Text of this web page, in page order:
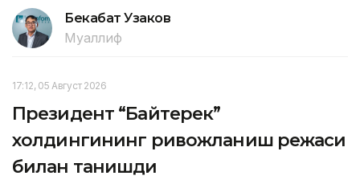
Бекабат Узаков
Муаллиф
17:12, 05 Август 2026
Президент “Байтерек”
холдингининг ривожланиш режаси
билан танишди